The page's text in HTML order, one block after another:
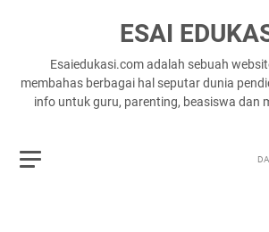
ESAI
Esaiedukasi.com adalah sebuah
membahas berbagai hal seputar dunia
info untuk guru, parenting, beasiswa dan